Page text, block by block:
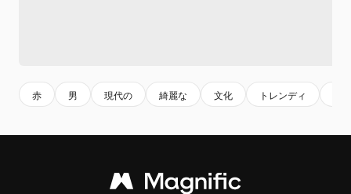
赤 男 現代の 綺麗な 文化 トレンディ